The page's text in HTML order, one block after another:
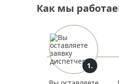
Как мы
1.